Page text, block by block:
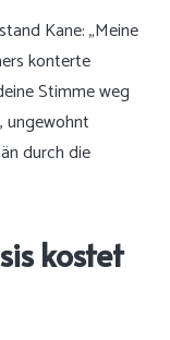
Kane: „Meine
konterte
Stimme weg
ungewohnt
durch die
kostet